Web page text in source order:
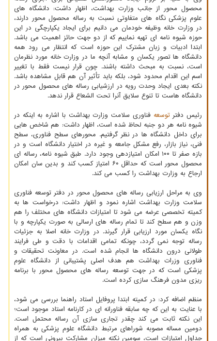
محصول محور از جانب وزارت بهداشت، اظهار داشت: دانشگاه های
علوم پزشکی نگاه های متفاوتی نسبت به رساله محصول محور دارند،
در وزارت خانه وظیفه خودمان می دانیم برای ایجاد یکپارچگی در این
حوزه شیوه نامه ای تهیه نماییم که از دو جهت حائز اهمیت می باشد.
ابتدا ادبیات و زبان مشترک این حوزه است که انتظار می رود همه
دانشگاه ها تصور یکسان و مشابه آنچه ما در وزارت خانه مورد نظرمان
است، نسبت به مبحث داشته باشند. چون قرار نیست فقط با تغییر
اسم این اقدام محدود شود، بلکه باید تأثیر آن هم قابل مشاهده باشد.
نکته بعدی ایجاد وحدت رویه در ارزشیابی رساله های محصول محور در
دانشگاه هاست تا تنوع سلایق آنرا تحت الشعاع قرار ندهد.
رئیس دفترتوسعه فناوری سلامت وزارت بهداشت با اشاره به اینکه در
شیوه نامه هر دو جنبه لحاظ شده است، اظهار داشت: هم شاخص هایی
برای داخل دانشگاه ها در نظر گرفتیم. محورهای سطح فناوری، سطح
فنی، نیاز بازار، رفع مشکل جامعه و غیره در اختیار دانشگاه است و در
بازه صفر تا ۱۰۰ امکان امتیازدهی وجود دارد. طبق شیوه نامه، رساله ای
محصول محور است که حداقل ۶۰ امتیاز کسب کند و بدین سان امکان
ارجاع به وزارت بهداشت را کسب می کند.
وی به مراحل ارزیابی رساله های محصول محور در دفتر توسعه فناوری
سلامت وزارت بهداشت اشاره نمود و اظهار داشت: درخواست ها به
کمیته تخصصی عرضه می شود تا امتیازات دانشگاه های مختلف را هم
وزن و هم سطح کند تا تمام رساله های ارسالی به صورت یکپارچه و با
نگاه یکسان مورد ارزیابی قرار گیرند. در وزارت خانه اصلا به جزئیات
رساله توجه نمی گردد، چونکه تمامی اقدامات با دقت و طی فرایند
طولانی درون دانشگاه ها انجام شده است. در معاونت تحقیقات و
فناوری وزرات بهداشت هم هدف اصلی پشتیبانی از دانشگاه علوم
پزشکی است که در جهت توسعه رساله های محصول محور با برنامه
ریزی مدون فرهنگ سازی کرده است.
منظم اضافه کرد: در کمیته ابتدا پروفایل استاد راهنما بررسی می شود،
با عنایت به این که چه سابقه فناورانه ای در کارنامه استاد موجود است؛
این نکته ثابت می کند چقدر تجاری سازی آن رساله محتمل است.
دومین مساله مصوبه شوراهای مرتبط دانشگاه علوم پزشکی به همراه
جداول امتیازات است، سومین نکته میزان مشارکت بیرونی است که از